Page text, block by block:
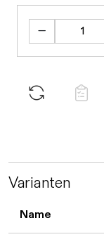
Varianten
Name